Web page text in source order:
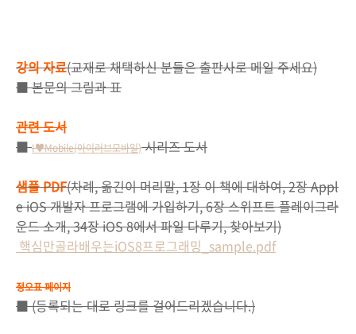
강의 자료(교재로 채택하신 분들은 출판사로 메일 주세요)
■ 본문의 그림과 표
관련 도서
■I♥Mobile(아이러브모바일)시리즈 도서
샘플 PDF(차례, 옮긴이 머리말, 1장 이 책에 대하여, 2장 Appl
e iOS 개발자 프로그램에 가입하기, 6장 스위프트 플레이그라
운드 소개, 34장 iOS 8에서 파일 다루기, 찾아보기)
핵심만골라배우는iOS8프로그래밍_sample.pdf
정오표 페이지
■ (등록되는 대로 링크를 걸어드리겠습니다.)